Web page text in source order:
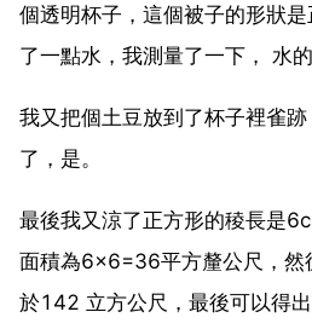
個透明杯子，這個被子的形狀
了一點水，我測量了一下， 水
我又把個土豆放到了杯子裡雀
了，是。
最後我又涼了正方形的稜長是
面積為6×6=36平方釐公尺，然
於142 立方公尺，最後可以得